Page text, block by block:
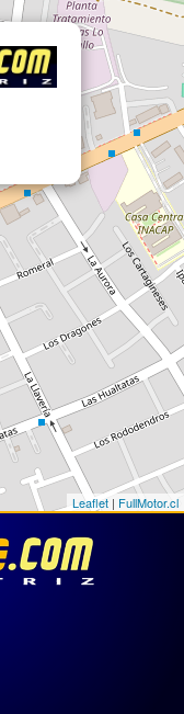
Leaflet | FullMotor.cl